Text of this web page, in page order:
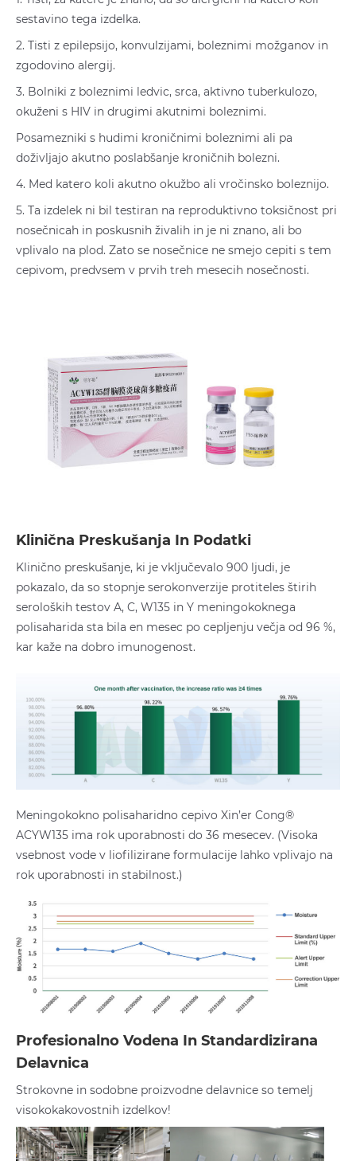
sestavino tega izdelka.
2. Tisti z epilepsijo, konvulzijami, boleznimi možganov in
zgodovino alergij.
3. Bolniki z boleznimi ledvic, srca, aktivno tuberkulozo,
okuženi s HIV in drugimi akutnimi boleznimi.
Posamezniki s hudimi kroničnimi boleznimi ali pa
doživljajo akutno poslabšanje kroničnih bolezni.
4. Med katero koli akutno okužbo ali vročinsko boleznijo.
5. Ta izdelek ni bil testiran na reproduktivno toksičnost pri
nosečnicah in poskusnih živalih in je ni znano, ali bo
vplivalo na plod. Zato se nosečnice ne smejo cepiti s tem
cepivom, predvsem v prvih treh mesecih nosečnosti.
Klinična Preskušanja In Podatki
Klinično preskušanje, ki je vključevalo 900 ljudi, je
pokazalo, da so stopnje serokonverzije protiteles štirih
seroloških testov A, C, W135 in Y meningokoknega
polisaharida sta bila en mesec po cepljenju večja od 96 %,
kar kaže na dobro imunogenost.
Meningokokno polisaharidno cepivo Xin’er Cong®
ACYW135 ima rok uporabnosti do 36 mesecev. (Visoka
vsebnost vode v liofilizirane formulacije lahko vplivajo na
rok uporabnosti in stabilnost.)
Profesionalno Vodena In Standardizirana
Delavnica
Strokovne in sodobne proizvodne delavnice so temelj
visokokakovostnih izdelkov!